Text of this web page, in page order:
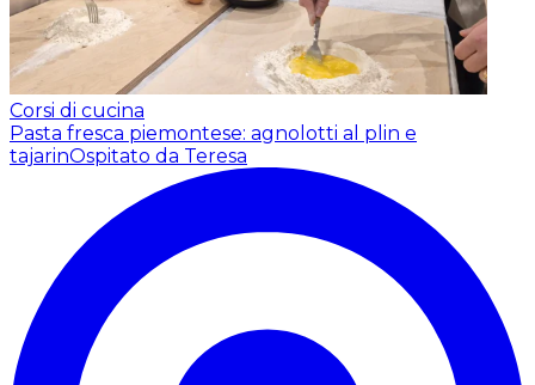
Corsi di cucina
Pasta fresca piemontese: agnolotti al plin e
tajarinOspitato da Teresa